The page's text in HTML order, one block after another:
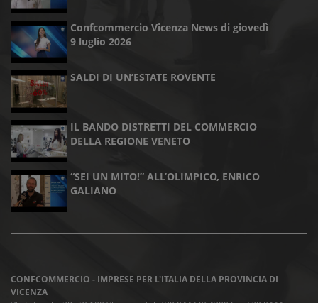
Confcommercio Vicenza News di giovedì
9 luglio 2026
SALDI DI UN’ESTATE ROVENTE
IL BANDO DISTRETTI DEL COMMERCIO
DELLA REGIONE VENETO
“SEI UN MITO!” ALL’OLIMPICO, ENRICO
GALIANO
CONFCOMMERCIO - IMPRESE PER L'ITALIA DELLA PROVINCIA DI
VICENZA